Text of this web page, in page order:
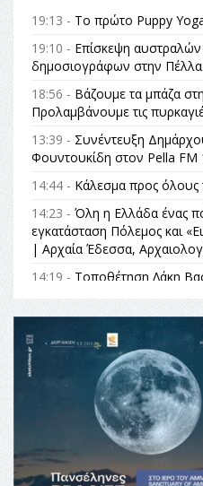
19:13 - Το πρώτο Puppy Yoga
19:10 - Επίσκεψη αυστραλών
δημοσιογράφων στην Πέλλα
18:56 - Βάζουμε τα μπάζα
Προλαμβάνουμε τις
13:39 - Συνέντευξη
Φουντουκίδη στον Pella FM
14:44 - Κάλεσμα προς όλους
14:23 - Όλη η Ελλάδα ένας
εγκατάσταση Πόλεμος και
| Αρχαία Έδεσσα,
14:19 - Τοποθέτηση Λάκη
Αναθεώρηση του
θεσμικές διαδικασίες
στις επόμενες γενιές»
16:35 -
Το πρόγραμμα του
Champions League!
Όλυμπος:
Κληρονομιάς της
Όλυμπος αναγνωρίστηκε ως
αγαθό εξέχουσας
ανθρωπότητα